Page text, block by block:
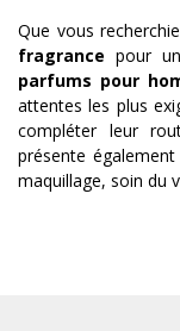
Que vous
fragrance pour
parfums pour
attentes les plus
compléter leur
présente
maquillage, soin du